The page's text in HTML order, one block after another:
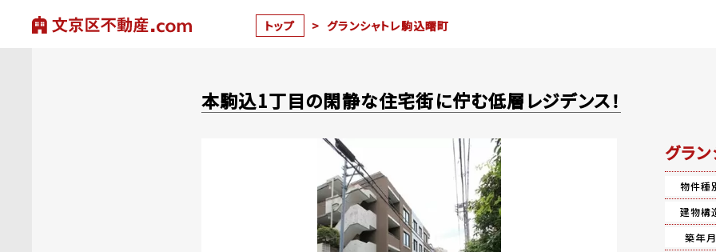
トップ > グランシャトレ駒込曙町
本駒込1丁目の閑静な住宅街に佇む低層レジデンス！
グラ
物件種
建物構
築年月